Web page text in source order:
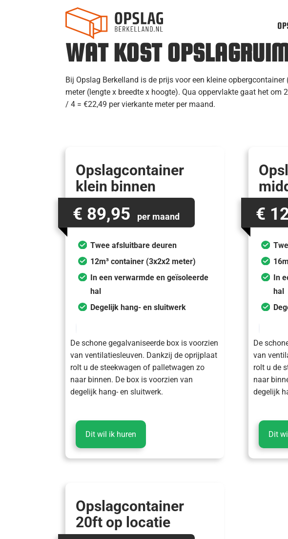
WAT KOST
Bij Opslag Berkelland is de prijs voor een kleine
meter (lengte x breedte x hoogte). Qua oppervlakte gaat het
/ 4 = €22,49 per vierkante meter per maand.
Opslagcontainer
klein binnen
€ 89,95 per maand
Twee afsluitbare deuren
12m³ container (3x2x2 meter)
In een verwarmde en geïsoleerde
hal
Degelijk hang- en sluitwerk
De schone gegalvaniseerde box is voorzien
van ventilatiesleuven. Dankzij de oprijplaat
rolt u de steekwagen of palletwagen zo
naar binnen. De box is voorzien van
degelijk hang- en sluitwerk.
Dit wil ik huren
€
In
hal
De
van
rolt u de
naar
degelijk
Dit
Opslagcontainer
20ft op locatie